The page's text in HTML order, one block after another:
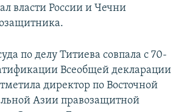
власти России и Чечни
по делу Титиева совпала с 70-
Всеобщей декларации
директор по Восточной
Азии правозащитной